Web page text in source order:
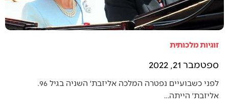
זוגיות מלכותית
ספטמבר 21, 2022
לפני כשבועיים נפטרה המלכה אליזבת׳ השניה בגיל 96.
אליזבת׳ הייתה…